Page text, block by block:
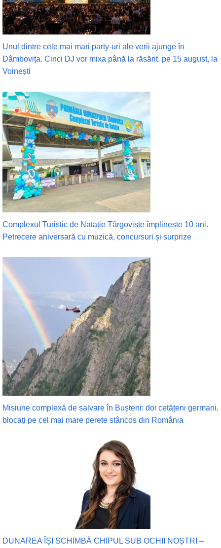
Unul dintre cele mai mari party-uri ale verii ajunge în
Dâmbovița. Cinci DJ vor mixa până la răsărit, pe 15 august, la
Voinești
Complexul Turistic de Natație Târgoviște împlinește 10 ani.
Petrecere aniversară cu muzică, concursuri și surprize
Misiune complexă de salvare în Bușteni: doi cetățeni germani,
blocați pe cel mai mare perete stâncos din România
DUNAREA ÎȘI SCHIMBĂ CHIPUL SUB OCHII NOȘTRI –